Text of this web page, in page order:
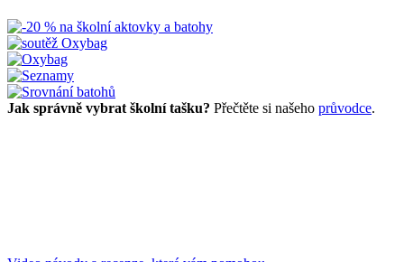
Jak správně vybrat školní tašku? Přečtěte si našeho průvodce.